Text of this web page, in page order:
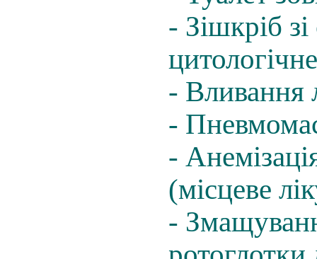
- Зішкріб
- Вливання
-
-
(місцеве
-